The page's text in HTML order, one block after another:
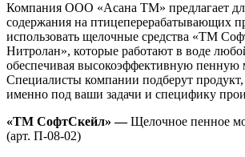
Компания ООО «Асана ТМ» предлагает
содержания на птицеперерабатывающих
использовать щелочные средства «ТМ
Нитролан», которые работают в воде
обеспечивая высокоэффективную пенную
Специалисты компании подберут
именно под ваши задачи и специфику
«ТМ СофтСкейл» —Щелочное пенное
(арт. П-08-02)